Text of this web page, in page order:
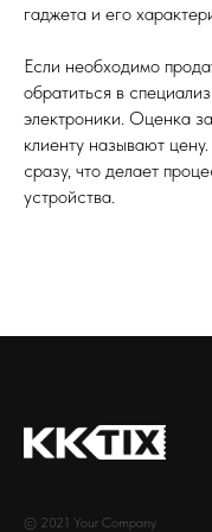
гаджета и его
Если необходимо
обратиться в
электроники. Оценка
клиенту называют
сразу, что делает
устройства.
© 2021 Your Company